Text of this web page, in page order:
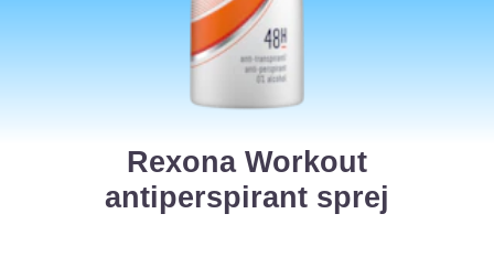
Rexona Workout
antiperspirant sprej